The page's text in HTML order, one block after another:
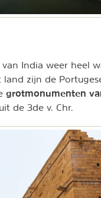
India weer heel
zijn de
grotmonumenten
de 3de v. Chr.